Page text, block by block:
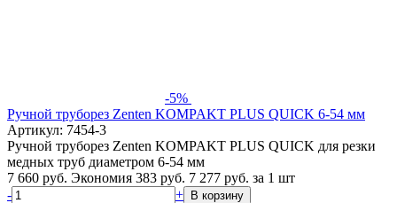
-5%
Ручной труборез Zenten KOMPAKT PLUS QUICK 6-54 мм
Артикул: 7454-3
Ручной труборез Zenten KOMPAKT PLUS QUICK для резки
медных труб диаметром 6-54 мм
7 660 руб. Экономия 383 руб. 7 277 руб. за 1 шт
-
+ В корзину